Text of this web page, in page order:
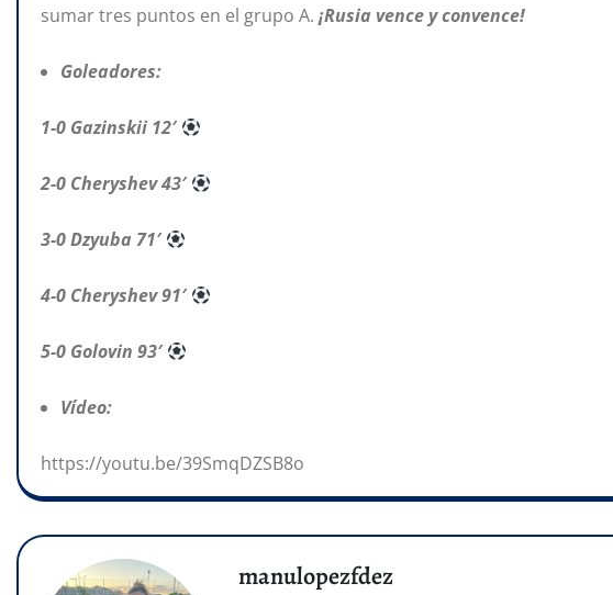
sumar tres puntos en el grupo A. ¡Rusia vence y convence!
Goleadores:
1-0 Gazinskii 12′
2-0 Cheryshev 43′
3-0 Dzyuba 71′
4-0 Cheryshev 91′
5-0 Golovin 93′
Vídeo:
https://youtu.be/39SmqDZSB8o
manulopezfdez